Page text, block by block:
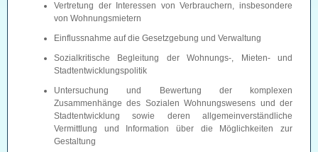
Vertretung der Interessen von Verbrauchern, insbesondere
von Wohnungsmietern
Einflussnahme auf die Gesetzgebung und Verwaltung
Sozialkritische Begleitung der Wohnungs-, Mieten- und
Stadtentwicklungspolitik
Untersuchung und Bewertung der komplexen
Zusammenhänge des Sozialen Wohnungswesens und der
Stadtentwicklung sowie deren allgemeinverständliche
Vermittlung und Information über die Möglichkeiten zur
Gestaltung